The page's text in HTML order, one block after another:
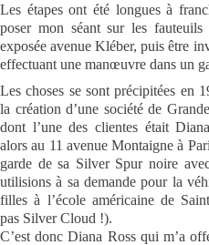
Les étapes ont été longues à
poser mon séant sur les
exposée avenue Kléber, puis être
effectuant une manœuvre dans un
Les choses se sont précipitées en
la création d’une société de
dont l’une des clientes était
alors au 11 avenue Montaigne à
garde de sa Silver Spur noire
utilisions à sa demande pour la
filles à l’école américaine de
pas Silver Cloud !).
C’est donc Diana Ross qui m’a